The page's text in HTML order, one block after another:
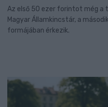
Az első 50 ezer forintot még
Magyar Államkincstár, a
formájában érkezik.